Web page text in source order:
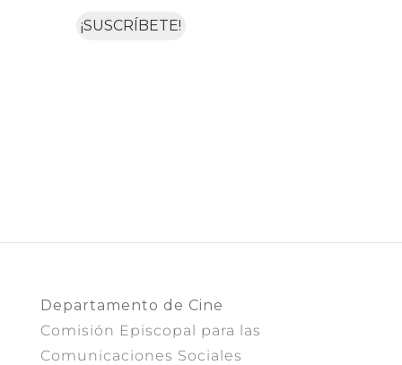
Departamento de Cine
Comisión Episcopal para las
Comunicaciones Sociales